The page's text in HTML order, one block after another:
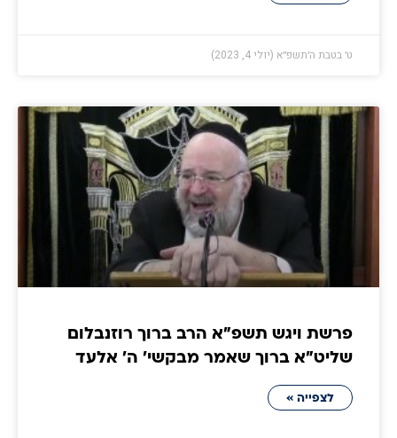
ט׳ בטבת ה׳תשפ״א (יולי 4, 2023)
פרשת ויגש תשפ"א הרב ברוך רוזנבלום
שליט"א ברוך שאמר מבקשי' ה' אלעד
לצפייה »